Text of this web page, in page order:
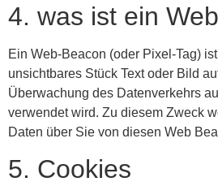
4. was ist ein
Ein Web-Beacon (oder Pixel-Tag)
unsichtbares Stück Text oder Bild
Überwachung des Datenverkehrs
verwendet wird. Zu diesem Zweck
Daten über Sie von diesen Web
5. Cookies